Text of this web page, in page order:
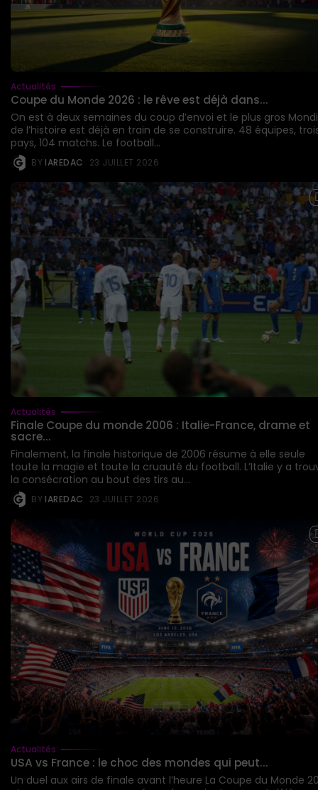
Actualités
Coupe du Monde 2026 : le rêve est déjà dans...
On est à deux semaines du coup d’envoi et le plus gros
de l’histoire est déjà en train de se construire. 48 équipes,
pays, 104 matchs. Le football...
BY IAREDAC 23 JUILLET 2026
Actualités
Finale Coupe du monde 2006 : Italie-France, drame et
sacre...
Finalement, la finale historique de 2006 résume à elle seule
toute la magie et toute la cruauté du football. L’Italie y a
la consécration au bout des tirs au...
BY IAREDAC 23 JUILLET 2026
Actualités
USA vs France : le choc des mondes qui peut...
Un duel aux airs de finale avant l’heure La Coupe du Monde